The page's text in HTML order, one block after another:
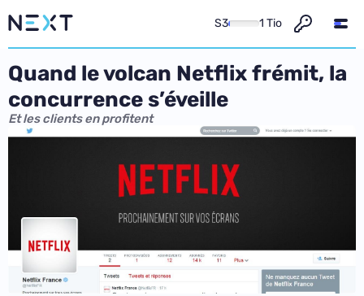
S3 1 Tio
Quand le volcan Netflix frémit, la
concurrence s’éveille
Et les clients en profitent